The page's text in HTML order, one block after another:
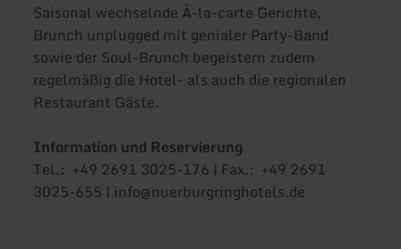
Saisonal wechselnde À-la-carte Gerichte,
Brunch unplugged mit genialer Party-Band
sowie der Soul-Brunch begeistern zudem
regelmäßig die Hotel- als auch die regionalen
Restaurant Gäste.
Information und Reservierung
Tel.: +49 2691 3025-176 | Fax.: +49 2691
3025-655 | info@nuerburgringhotels.de